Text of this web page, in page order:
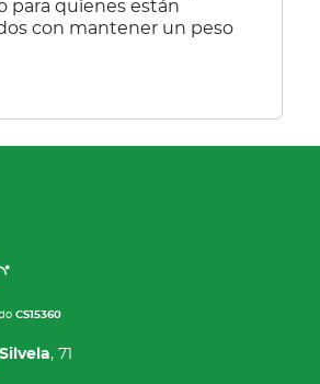
para quienes están
con mantener un peso
CS15360
, 71